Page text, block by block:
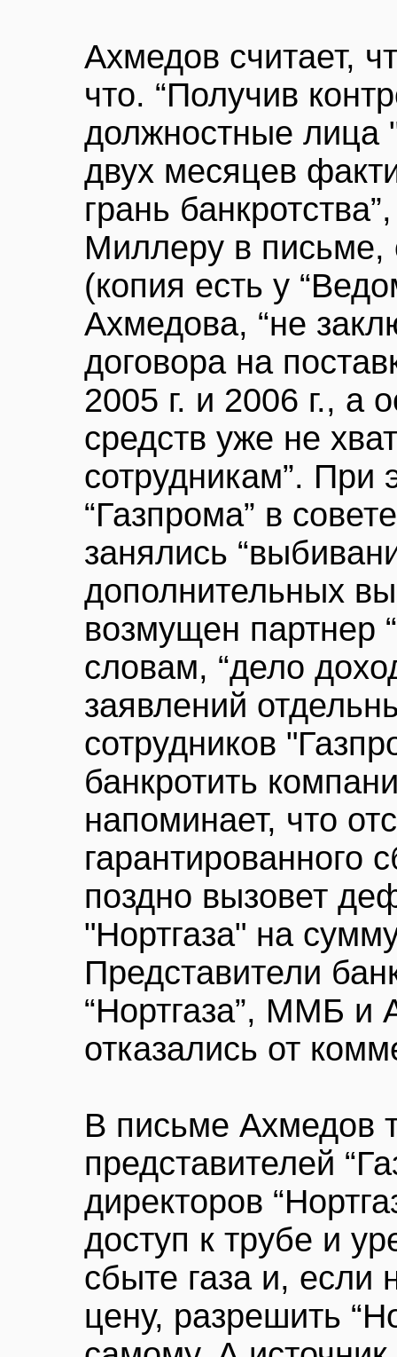
Ахмедов считает,
что. “Получив
должностные лица
двух месяцев
грань
Миллеру в письме,
(копия есть у
Ахмедова, “не
договора на
2005 г. и 2006 г., а
средств уже не
сотрудникам”. При
“Газпрома” в
занялись
дополнительных
возмущен партнер
словам, “дело
заявлений
сотрудников
банкротить
напоминает, что
гарантированного
поздно вызовет
"Нортгаза" на
Представители
“Нортгаза”, ММБ и
отказались от
В письме Ахмедов
представителей
директоров
доступ к трубе и
сбыте газа и, если
цену, разрешить